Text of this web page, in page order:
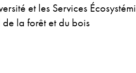
et les Services
la forêt et du bois